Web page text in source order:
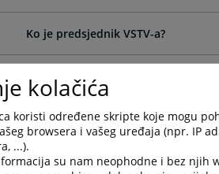
Ko je predsjednik VSTV-a?
Ko su dopredsjednici VSTV-a?
Kako se biraju predsjednik i
Koliko traje mandat predsjednika
kolačića
koristi određene skripte koje mogu
browsera i vašeg uređaja (npr. IP
...).
su nam neophodne i bez njih